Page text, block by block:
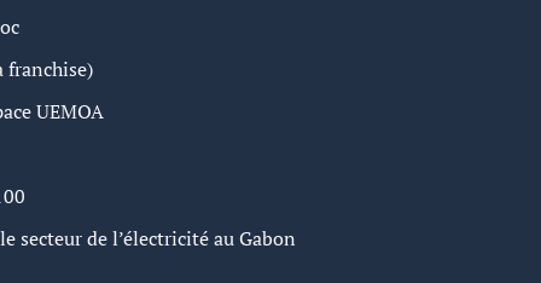
franchise)
UEMOA
secteur de l’électricité au Gabon